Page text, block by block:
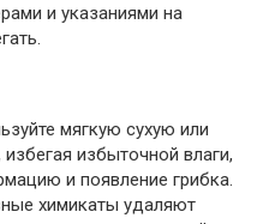
и указаниями на
мягкую сухую или
избыточной влаги,
и появление грибка.
химикаты удаляют